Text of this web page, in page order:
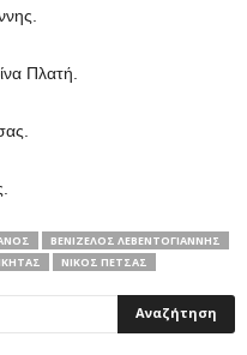
Πλατή.
ΒΕΝΙΖΈΛΟΣ ΛΕΒΕΝΤΟΓΙΆΝΝΗΣ
ΝΊΚΟΣ ΠΈΤΣΑΣ